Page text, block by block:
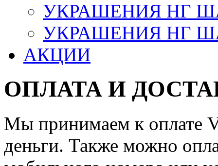
УКРАШЕНИЯ НГ
УКРАШЕНИЯ НГ
АКЦИИ
ОПЛАТА И
Мы принимаем к оплате
деньги. Также можно